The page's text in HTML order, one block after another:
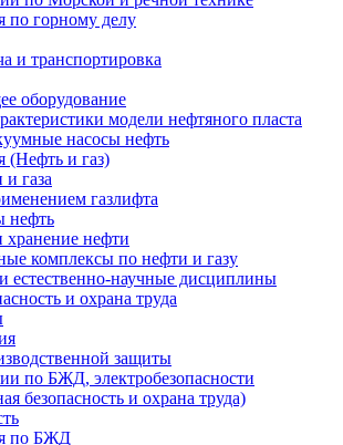
по горному делу
и транспортировка
оборудование
модели нефтяного пласта
насосы нефть
(Нефть и газ)
газа
газлифта
нефть
хранение нефти
комплексы по нефти и газу
естественно-научные дисциплины
и охрана труда
защиты
по БЖД, электробезопасности
безопасность и охрана труда)
по БЖД